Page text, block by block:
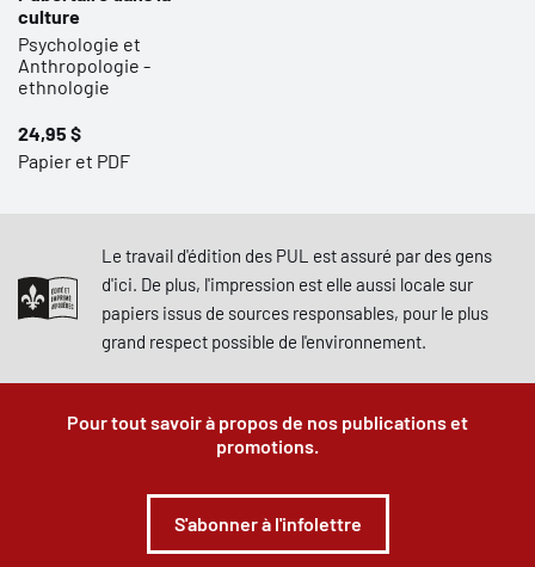
culture
Psychologie et
Anthropologie -
ethnologie
24,95 $
Papier et PDF
Le travail d'édition des PUL est assuré par des gens
d'ici. De plus, l'impression est elle aussi locale sur
papiers issus de sources responsables, pour le plus
grand respect possible de l'environnement.
Pour tout savoir à propos de nos publications et
promotions.
S'abonner à l'infolettre